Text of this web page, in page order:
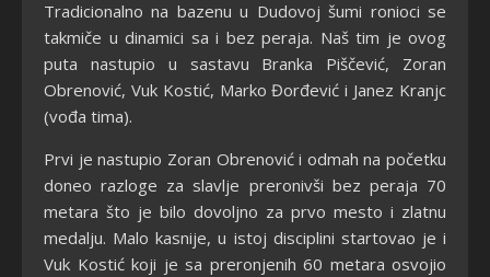
Tradicionalno na bazenu u Dudovoj šumi ronioci se
takmiče u dinamici sa i bez peraja. Naš tim je ovog
puta nastupio u sastavu Branka Piščević, Zoran
Obrenović, Vuk Kostić, Marko Đorđević i Janez Kranjc
(vođa tima).
Prvi je nastupio Zoran Obrenović i odmah na početku
doneo razloge za slavlje preronivši bez peraja 70
metara što je bilo dovoljno za prvo mesto i zlatnu
medalju. Malo kasnije, u istoj disciplini startovao je i
Vuk Kostić koji je sa preronjenih 60 metara osvojio